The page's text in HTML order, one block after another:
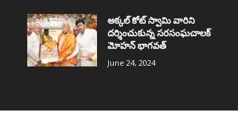
అక్కల్‌ కోట్‌ స్వామి వారిని
దర్శించుకున్న సరసంఘచాలక్
మోహన్ భాగవత్
June 24, 2024